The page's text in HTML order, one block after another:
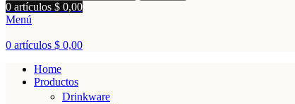
0 artículos $ 0,00
Menú
0 artículos $ 0,00
Home
Productos
Drinkware